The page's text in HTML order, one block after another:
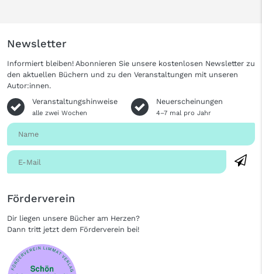
Newsletter
Informiert bleiben! Abonnieren Sie unsere kostenlosen Newsletter zu
den aktuellen Büchern und zu den Veranstaltungen mit unseren
Autor:innen.
Veranstaltungshinweise
alle zwei Wochen
Neuerscheinungen
4–7 mal pro Jahr
Förderverein
Dir liegen unsere Bücher am Herzen?
Dann tritt jetzt dem Förderverein bei!